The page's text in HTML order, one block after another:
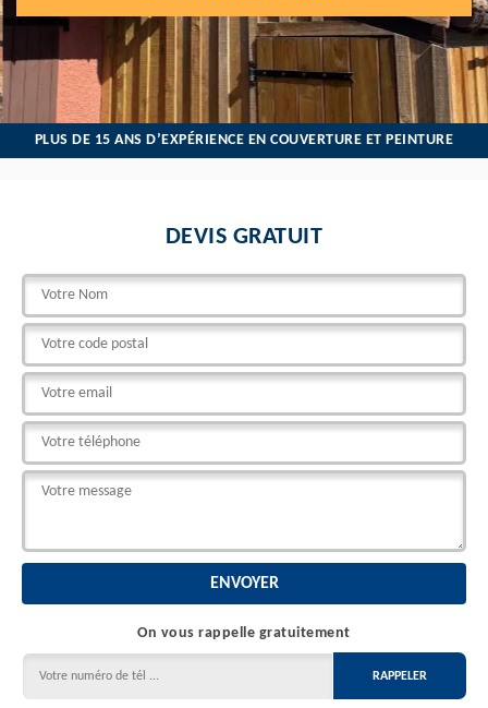
PLUS DE 15 ANS D’EXPÉRIENCE EN COUVERTURE ET PEINTURE
DEVIS GRATUIT
On vous rappelle gratuitement